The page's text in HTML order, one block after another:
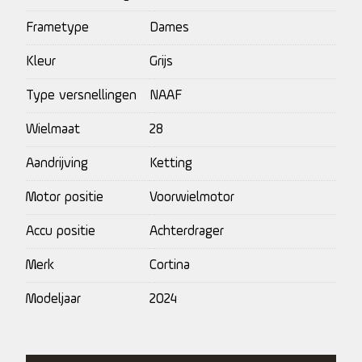
Frametype Dames
Kleur Grijs
Type versnellingen NAAF
Wielmaat 28
Aandrijving Ketting
Motor positie Voorwielmotor
Accu positie Achterdrager
Merk Cortina
Modeljaar 2024